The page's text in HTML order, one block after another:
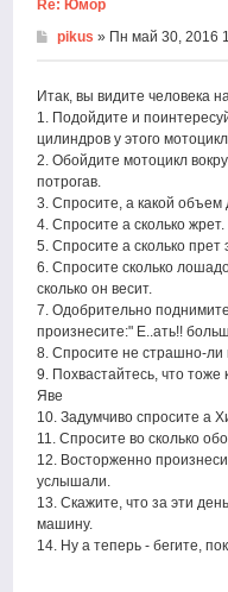
Re: Юмор
pikus » Пн май 30, 2016
Итак, вы видите человека
1. Подойдите и
цилиндров у этого
2. Обойдите мотоцикл
потрогав.
3. Спросите, а какой объем
4. Спросите а сколько жрет.
5. Спросите а сколько прет
6. Спросите сколько
сколько он весит.
7. Одобрительно
произнесите:" Е..ать!!
8. Спросите не страшно-ли
9. Похвастайтесь, что тоже
Яве
10. Задумчиво спросите а
11. Спросите во сколько
12. Восторженно
услышали.
13. Скажите, что за эти
машину.
14. Ну а теперь - бегите,